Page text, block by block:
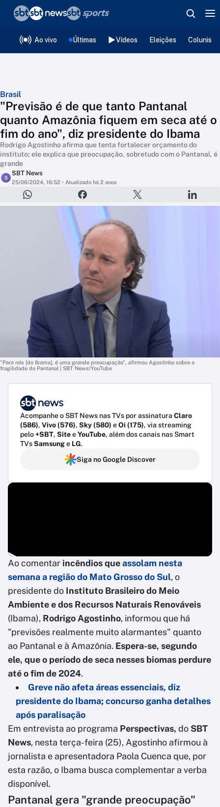
Ao vivo Últimas Vídeos Eleições
Brasil
"Previsão é de que tanto Pantanal
quanto Amazônia fiquem em seca até o
fim do ano", diz presidente do Ibama
Rodrigo Agostinho afirma que tenta fortalecer orçamento do
instituto; ele explica que preocupação, sobretudo com o Pantanal, é
grande
S
SBT News
25/06/2024, 16:52 • Atualizado há 2 anos
"Para nós [do Ibama], é uma grande preocupação", afirmou Agostinho sobre a
fragilidade do Pantanal | SBT News/YouTube
Acompanhe o SBT News nas TVs por assinatura Claro
(586), Vivo (576), Sky (580) eOi (175), via streaming
pelo+SBT, SiteeYouTube, além dos canais nas Smart
TVsSamsunge LG.
Siga no Google Discover
Ao comentar incêndios queassolam nesta
semana a região do Mato Grosso do Sul, o
presidente do Instituto Brasileiro do Meio
Ambiente e dos Recursos Naturais Renováveis
(Ibama), Rodrigo Agostinho, informou que há
"previsões realmente muito alarmantes" quanto
ao Pantanal e à Amazônia. Espera-se, segundo
ele, que o período de seca nesses biomas perdure
até o fim de 2024.
Greve não afeta áreas essenciais, diz
presidente do Ibama; concurso ganha detalhes
após paralisação
Em entrevista ao programa Perspectivas, do SBT
News, nesta terça-feira (25), Agostinho afirmou à
jornalista e apresentadora Paola Cuenca que, por
esta razão, o Ibama busca complementar a verba
disponível.
Pantanal gera "grande preocupação"
❮voltar
Editorias